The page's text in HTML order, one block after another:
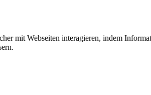
mit Webseiten interagieren, indem